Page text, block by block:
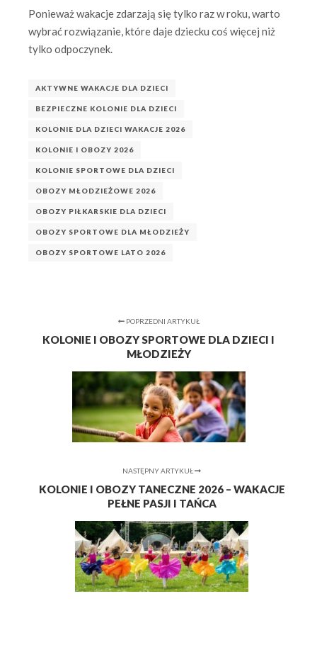
Ponieważ wakacje zdarzają się tylko raz w roku, warto
wybrać rozwiązanie, które daje dziecku coś więcej niż
tylko odpoczynek.
AKTYWNE WAKACJE DLA DZIECI
BEZPIECZNE KOLONIE DLA DZIECI
KOLONIE DLA DZIECI WAKACJE 2026
KOLONIE I OBOZY 2026
KOLONIE SPORTOWE DLA DZIECI
OBOZY MŁODZIEŻOWE 2026
OBOZY PIŁKARSKIE DLA DZIECI
OBOZY SPORTOWE DLA MŁODZIEŻY
OBOZY SPORTOWE LATO 2026
POPRZEDNI ARTYKUŁ
KOLONIE I OBOZY SPORTOWE DLA DZIECI I
MŁODZIEŻY
NASTĘPNY ARTYKUŁ
KOLONIE I OBOZY TANECZNE 2026 – WAKACJE
PEŁNE PASJI I TAŃCA